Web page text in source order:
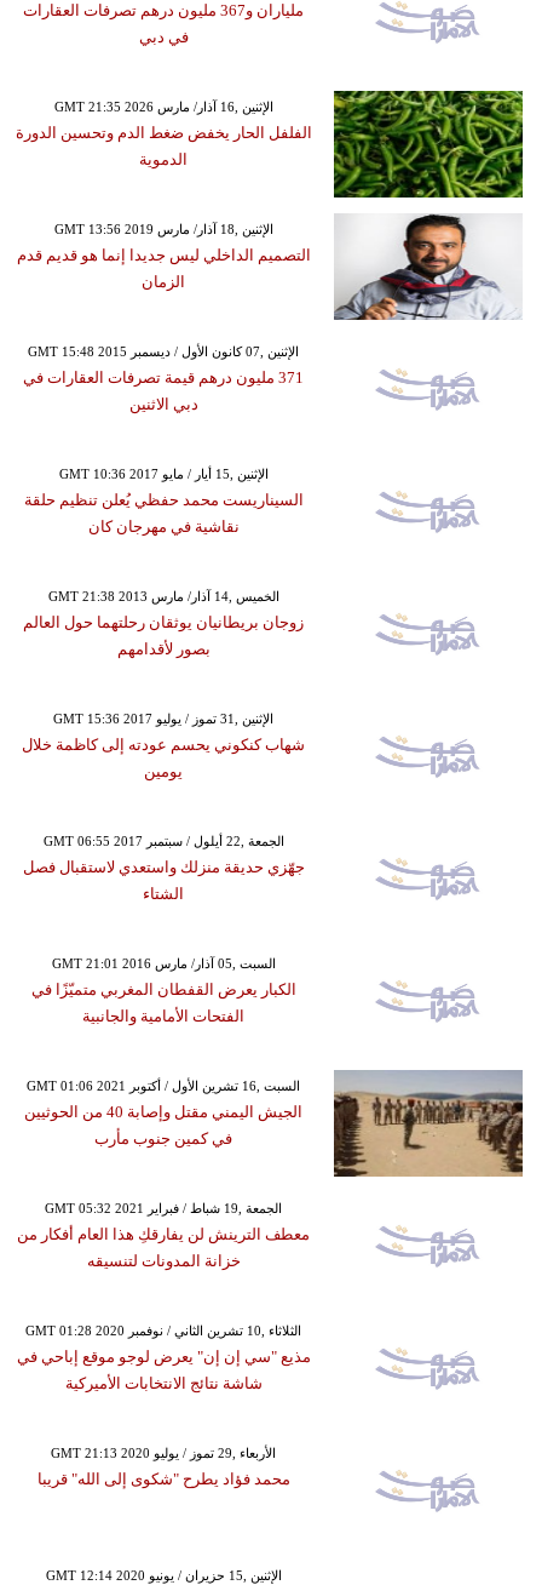
ملياران و367 مليون درهم تصرفات العقارات
في دبي
GMT 21:35 2026 الإثنين ,16 آذار/ مارس
الفلفل الحار يخفض ضغط الدم وتحسين الدورة
الدموية
GMT 13:56 2019 الإثنين ,18 آذار/ مارس
التصميم الداخلي ليس جديدا إنما هو قديم قدم
الزمان
GMT 15:48 2015 الإثنين ,07 كانون الأول / ديسمبر
371 مليون درهم قيمة تصرفات العقارات في
دبي الاثنين
GMT 10:36 2017 الإثنين ,15 أيار / مايو
السيناريست محمد حفظي يُعلن تنظيم حلقة
نقاشية في مهرجان كان
GMT 21:38 2013 الخميس ,14 آذار/ مارس
زوجان بريطانيان يوثقان رحلتهما حول العالم
بصور لأقدامهم
GMT 15:36 2017 الإثنين ,31 تموز / يوليو
شهاب كنكوني يحسم عودته إلى كاظمة خلال
يومين
GMT 06:55 2017 الجمعة ,22 أيلول / سبتمبر
جهّزي حديقة منزلك واستعدي لاستقبال فصل
الشتاء
GMT 21:01 2016 السبت ,05 آذار/ مارس
الكبار يعرض القفطان المغربي متميّزًا في
الفتحات الأمامية والجانبية
GMT 01:06 2021 السبت ,16 تشرين الأول / أكتوبر
الجيش اليمني مقتل وإصابة 40 من الحوثيين
في كمين جنوب مأرب
GMT 05:32 2021 الجمعة ,19 شباط / فبراير
معطف الترينش لن يفارقكِ هذا العام أفكار من
خزانة المدونات لتنسيقه
GMT 01:28 2020 الثلاثاء ,10 تشرين الثاني / نوفمبر
مذيع "سي إن إن" يعرض لوجو موقع إباحي في
شاشة نتائج الانتخابات الأميركية
GMT 21:13 2020 الأربعاء ,29 تموز / يوليو
محمد فؤاد يطرح "شكوى إلى الله" قريبا
GMT 12:14 2020 الإثنين ,15 حزيران / يونيو